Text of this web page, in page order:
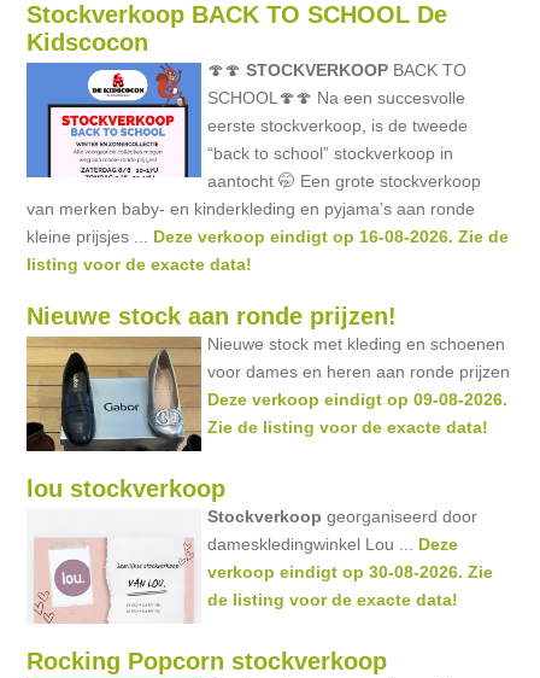
Stockverkoop BACK TO SCHOOL De
Kidscocon
🍄🍄STOCKVERKOOP BACK TO
SCHOOL🍄🍄 Na een succesvolle
eerste stockverkoop, is de tweede
“back to school” stockverkoop in
aantocht 🤭 Een grote stockverkoop
van merken baby- en kinderkleding en pyjama’s aan ronde
kleine prijsjes ... Deze verkoop eindigt op 16-08-2026. Zie de
listing voor de exacte data!
Nieuwe stock aan ronde prijzen!
Nieuwe stock met kleding en schoenen
voor dames en heren aan ronde prijzen
Deze verkoop eindigt op 09-08-2026.
Zie de listing voor de exacte data!
lou stockverkoop
Stockverkoop georganiseerd door
dameskledingwinkel Lou ... Deze
verkoop eindigt op 30-08-2026. Zie
de listing voor de exacte data!
Rocking Popcorn stockverkoop